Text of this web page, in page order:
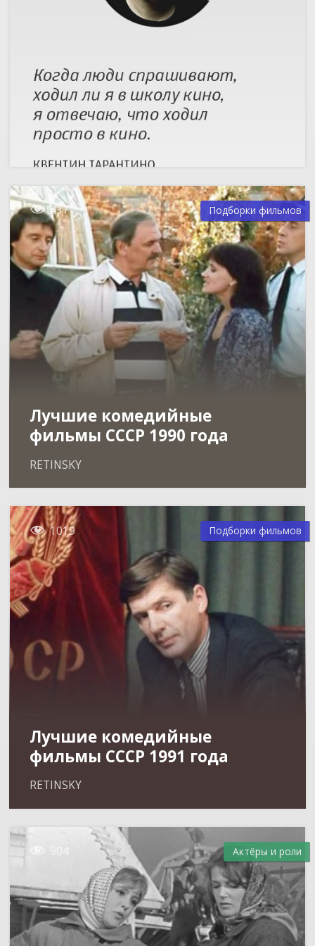
 437 Подборки фильмов
Лучшие комедийные
фильмы СССР 1990 года
RETINSKY
 1019 Подборки фильмов
Лучшие комедийные
фильмы СССР 1991 года
RETINSKY
 904 Актёры и роли